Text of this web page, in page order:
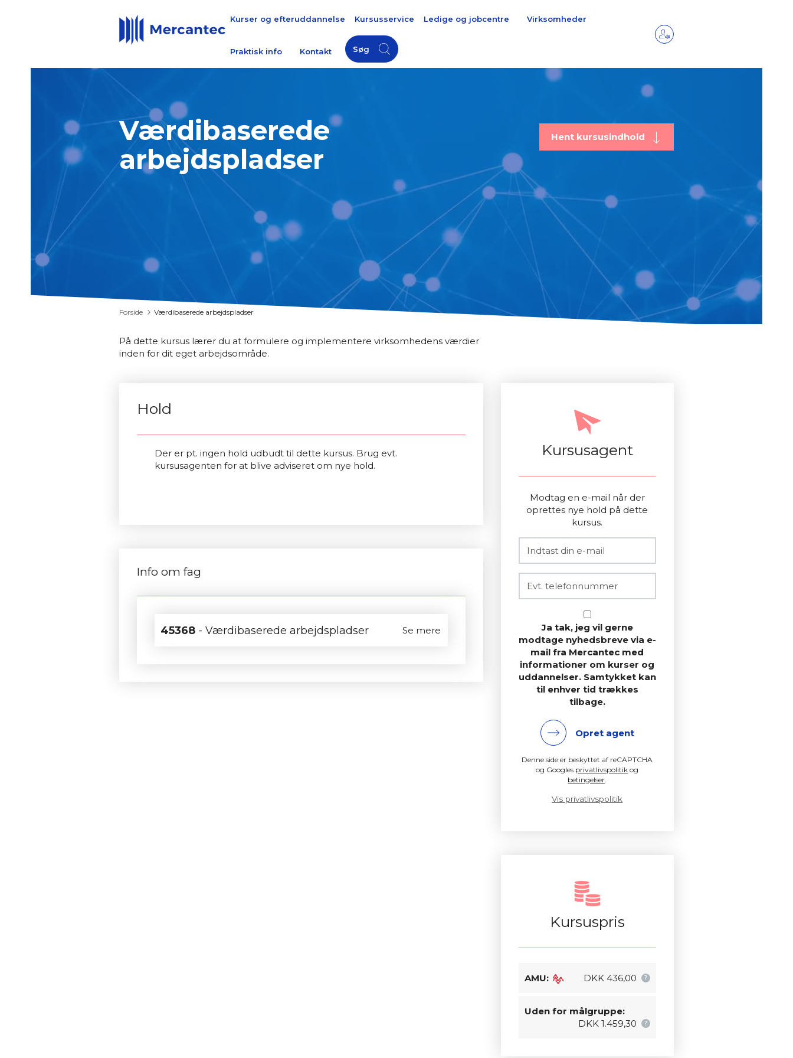
Kurser og efteruddannelse Kursusservice Ledige og jobcentre Virksomheder
Praktisk info Kontakt Søg
Værdibaserede
arbejdspladser
Hent kursusindhold
Forside Værdibaserede arbejdspladser
På dette kursus lærer du at formulere og implementere virksomhedens værdier
inden for dit eget arbejdsområde.
Hold
Der er pt. ingen hold udbudt til dette kursus. Brug evt.
kursusagenten for at blive adviseret om nye hold.
Info om fag
45368 - Værdibaserede arbejdspladser Se mere
Kursusagent
Modtag en e-mail når der
oprettes nye hold på dette
kursus.
Ja tak, jeg vil gerne
modtage nyhedsbreve via e-
mail fra Mercantec med
informationer om kurser og
uddannelser. Samtykket kan
til enhver tid trækkes
tilbage.
Opret agent
Denne side er beskyttet af reCAPTCHA
og Googles privatlivspolitik og
betingelser.
Vis privatlivspolitik
Kursuspris
AMU: DKK 436,00
Uden for målgruppe:
DKK 1.459,30